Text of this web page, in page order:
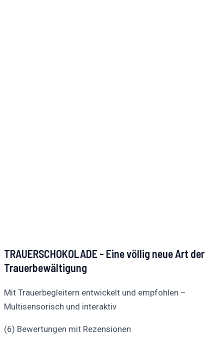
TRAUERSCHOKOLADE - Eine völlig neue Art der
Trauerbewältigung
Mit Trauerbegleitern entwickelt und empfohlen –
Multisensorisch und interaktiv
(6) Bewertungen mit Rezensionen